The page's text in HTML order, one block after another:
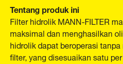
Tentang produk ini
Filter hidrolik MANN-FILTER
maksimal dan menghasilkan
hidrolik dapat beroperasi
filter, yang disesuaikan satu